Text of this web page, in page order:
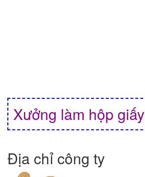
Xưởng làm hộp giấy
Địa chỉ công ty